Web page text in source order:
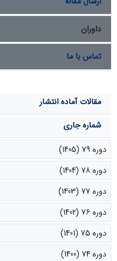
داوران
تماس با ما
مقالات آماده انتشار
شماره جاری
دوره 79 (1405)
دوره 78 (1404)
دوره 77 (1403)
دوره 76 (1402)
دوره 75 (1401)
دوره 74 (1400)